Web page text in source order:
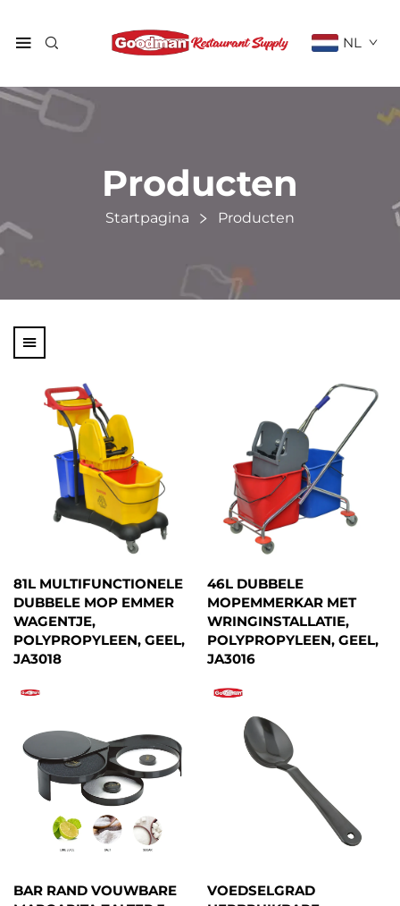
NL
Producten
Startpagina Producten
81L MULTIFUNCTIONELE
DUBBELE MOP EMMER
WAGENTJE,
POLYPROPYLEEN, GEEL,
JA3018
46L DUBBELE
MOPEMMERKAR MET
WRINGINSTALLATIE,
POLYPROPYLEEN, GEEL,
JA3016
BAR RAND VOUWBARE
VOEDSELGRAD